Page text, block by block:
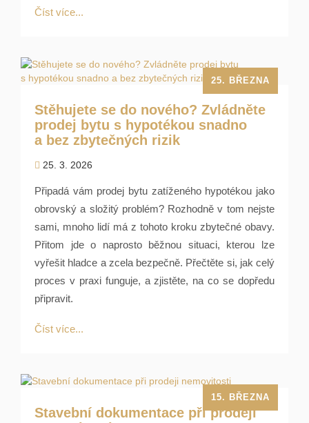
Číst více...
25. BŘEZNA
Stěhujete se do nového? Zvládněte
prodej bytu s hypotékou snadno
a bez zbytečných rizik
25. 3. 2026
Připadá vám prodej bytu zatíženého hypotékou jako
obrovský a složitý problém? Rozhodně v tom nejste
sami, mnoho lidí má z tohoto kroku zbytečné obavy.
Přitom jde o naprosto běžnou situaci, kterou lze
vyřešit hladce a zcela bezpečně. Přečtěte si, jak celý
proces v praxi funguje, a zjistěte, na co se dopředu
připravit.
Číst více...
15. BŘEZNA
Stavební dokumentace při prodeji